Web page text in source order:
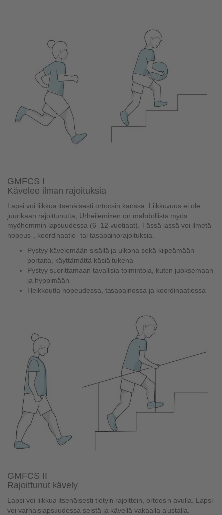
GMFCS I
Kävelee ilman rajoituksia
Lapsi voi liikkua itsenäisesti ortoosin kanssa. Liikkuvuus ei ole
juurikaan rajoittunutta, Urheileminen on mahdollista myös
myöhemmin lapsuudessa (6–12-vuotiaat). Tässä iässä voi ilmetä
nopeus-, koordinaatio- tai tasapainorajoituksia.
Pystyy kävelemään sisällä ja ulkona sekä kiipeämään
portaita, käyttämättä käsiä tukena
Pystyy suorittamaan tavallisia toimintoja, kuten juoksemaan
ja hyppimään
Heikkoutta nopeudessa, tasapainossa ja koordinaatiossa
GMFCS II
Rajoittunut kävely
Lapsi voi liikkua itsenäisesti tietyin rajoittein, ortoosin avulla. Lapsi
voi varhaislapsuudessa seistä ja kävellä vakaalla alustalla.